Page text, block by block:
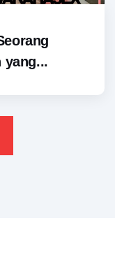
yang...